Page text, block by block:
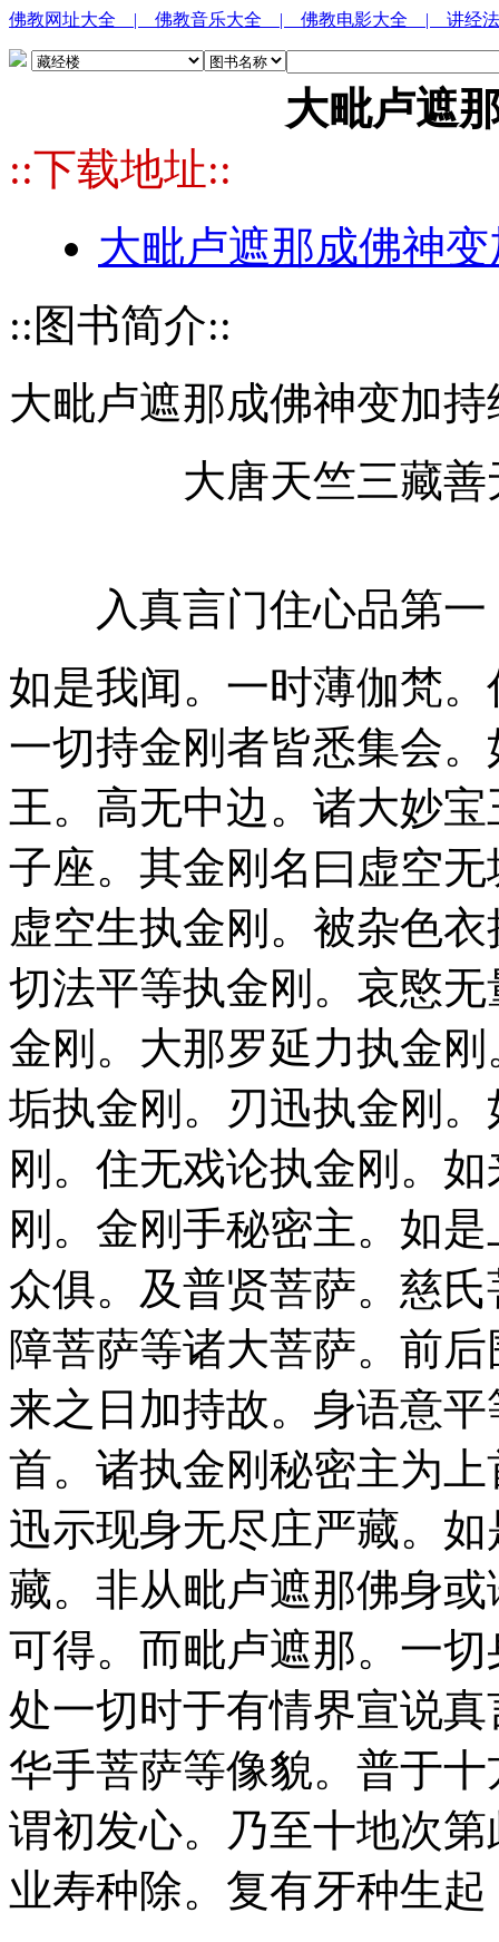
佛教网址大全 | 佛教音乐大全 | 佛教电影大全 | 讲经
大毗卢遮
::下载地址::
大毗卢遮那成佛神
::图书简介::
大毗卢遮那成佛神变加
大唐天竺三藏善无
入真言门住心品第一
如是我闻。一时薄伽梵
一切持金刚者皆悉集会
王。高无中边。诸大妙
子座。其金刚名曰虚空
虚空生执金刚。被杂色
切法平等执金刚。哀愍
金刚。大那罗延力执金
垢执金刚。刃迅执金刚
刚。住无戏论执金刚。
刚。金刚手秘密主。如
众俱。及普贤菩萨。慈
障菩萨等诸大菩萨。前
来之日加持故。身语意
首。诸执金刚秘密主为
迅示现身无尽庄严藏。
藏。非从毗卢遮那佛身
可得。而毗卢遮那。一
处一切时于有情界宣说
华手菩萨等像貌。普于
谓初发心。乃至十地次
业寿种除。复有牙种生起